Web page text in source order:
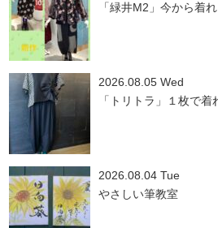
「緑井M2」今から着
2026.08.05 Wed
「トリトラ」１枚で
2026.08.04 Tue
やさしい筆教室